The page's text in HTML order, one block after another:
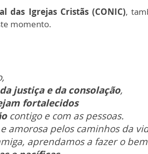
das Igrejas Cristãs (CONIC),
momento.
justiça e da consolação,
fortalecidos
contigo e com as pessoas.
amorosa pelos caminhos da
aprendamos a fazer o bem